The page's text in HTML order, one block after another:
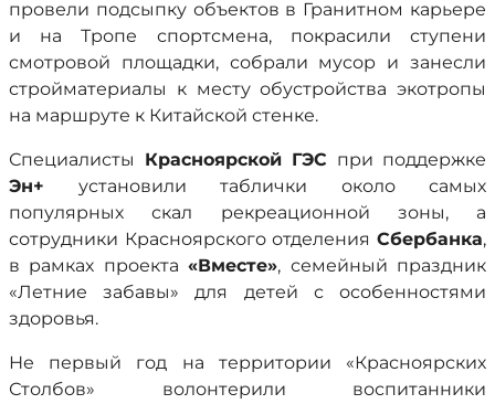
провели подсыпку объектов в Гранитном карьере
и на Тропе спортсмена, покрасили ступени
смотровой площадки, собрали мусор и занесли
стройматериалы к месту обустройства экотропы
на маршруте к Китайской стенке.
Специалисты Красноярской ГЭС при поддержке
Эн+ установили таблички около самых
популярных скал рекреационной зоны, а
сотрудники Красноярского отделения Сбербанка,
в рамках проекта«Вместе», семейный праздник
«Летние забавы» для детей с особенностями
здоровья.
Не первый год на территории «Красноярских
Столбов» волонтерили воспитанники